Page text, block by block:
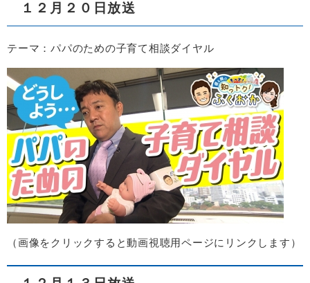
１２月２０日放送
テーマ：パパのための子育て相談ダイヤル
（画像をクリックすると動画視聴用ページにリンクします）